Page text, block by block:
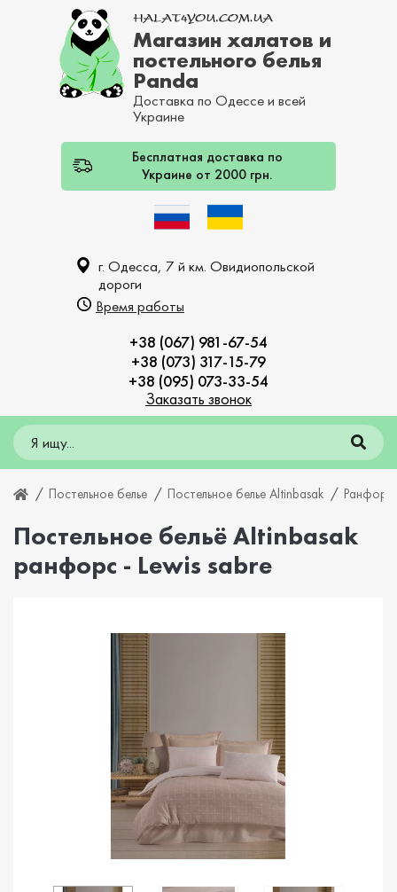
Магазин халатов и
постельного белья
Panda
Доставка по Одессе и всей
Украине
Бесплатная доставка по
Украине от 2000 грн.
г. Одесса, 7 й км. Овидиопольской
дороги
Время работы
+38 (067) 981-67-54
+38 (073) 317-15-79
+38 (095) 073-33-54
Заказать звонок
Постельное белье Постельное белье Altinbasak Ранфорс
Постельное бельё Altinbasak
ранфорс - Lewis sabre